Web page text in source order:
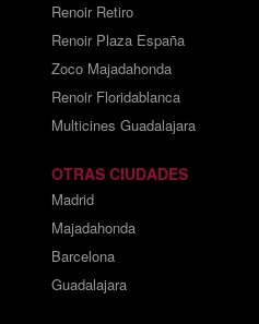
Renoir Retiro
Renoir Plaza España
Zoco Majadahonda
Renoir Floridablanca
Multicines Guadalajara
OTRAS CIUDADES
Madrid
Majadahonda
Barcelona
Guadalajara